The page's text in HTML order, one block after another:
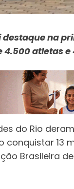
na
4.500 atletas
do Rio
conquistar 13
Brasileira